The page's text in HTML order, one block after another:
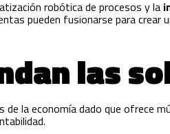
robótica de procesos y la
pueden fusionarse para crear
las
la economía dado que ofrece